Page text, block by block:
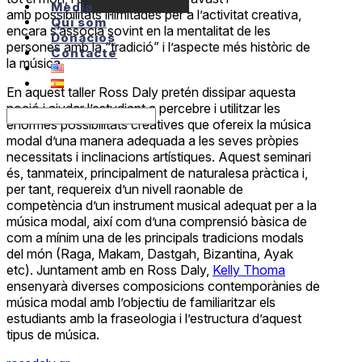
Media
Qui som
Donacios
Contacte
amb possibilitats il·limitades per a l’activitat creativa,
encara s’associa sovint en la mentalitat de les
persones amb la “tradició” i l’aspecte més històric de
la música.
En aquest taller Ross Daly pretén dissipar aquesta
noció i ajudar l’estudiant a percebre i utilitzar les
enormes possibilitats creatives que ofereix la música
modal d’una manera adequada a les seves pròpies
necessitats i inclinacions artístiques. Aquest seminari
és, tanmateix, principalment de naturalesa pràctica i,
per tant, requereix d’un nivell raonable de
competència d’un instrument musical adequat per a la
música modal, així com d’una comprensió bàsica de
com a mínim una de les principals tradicions modals
del món (Raga, Makam, Dastgah, Bizantina, Ayak
etc). Juntament amb en Ross Daly, Kelly Thoma
ensenyarà diverses composicions contemporànies de
música modal amb l’objectiu de familiaritzar els
estudiants amb la fraseologia i l’estructura d’aquest
tipus de música.